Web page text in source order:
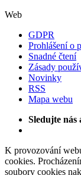
Web
GDPR
Prohlášení o
Snadné čtení
Zásady
Novinky
RSS
Mapa webu
Sledujte nás
K provozování
cookies.
soubory cookies